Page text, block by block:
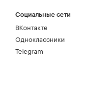
Социальные сети
ВКонтакте
Одноклассники
Telegram